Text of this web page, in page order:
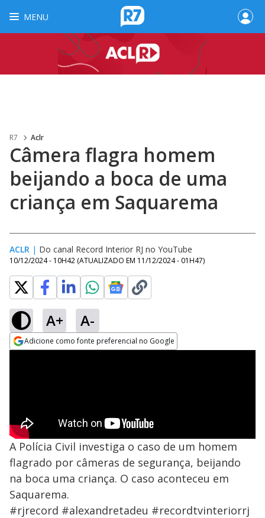
MENU
R7 Aclr
Câmera flagra homem
beijando a boca de uma
criança em Saquarema
ACLR | Do canal Record Interior RJ no YouTube
10/12/2024 - 10H42 (ATUALIZADO EM 11/12/2024 - 01H47)
A+ A-
Adicione como fonte preferencial no Google
A Polícia Civil investiga o caso de um homem
flagrado por câmeras de segurança, beijando
na boca uma criança. O caso aconteceu em
Saquarema.
#rjrecord #alexandretadeu #recordtvinteriorrj